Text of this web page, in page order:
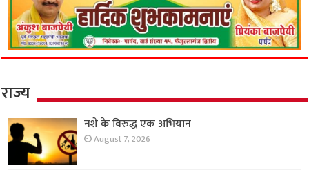
राज्य
नशे के विरुद्ध एक अभियान
August 7, 2026